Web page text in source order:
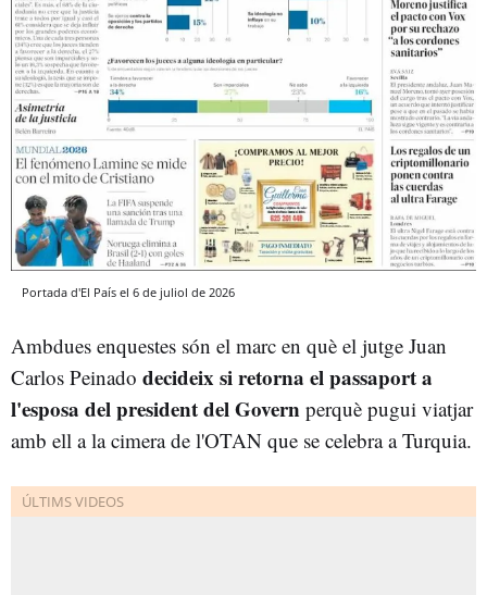
Portada d'El País el 6 de juliol de 2026
Ambdues enquestes són el marc en què el jutge Juan
Carlos Peinado decideix si retorna el passaport a
l'esposa del president del Govern perquè pugui viatjar
amb ell a la cimera de l'OTAN que se celebra a Turquia.